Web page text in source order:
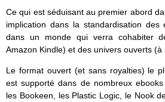
Ce qui est séduisant au premier abord
implication dans la standardisation des
dans un monde qui verra cohabiter
Amazon Kindle) et des univers ouverts (à
Le format ouvert (et sans royalties) le
est supporté dans de nombreux
les Bookeen, les Plastic Logic, le Nook